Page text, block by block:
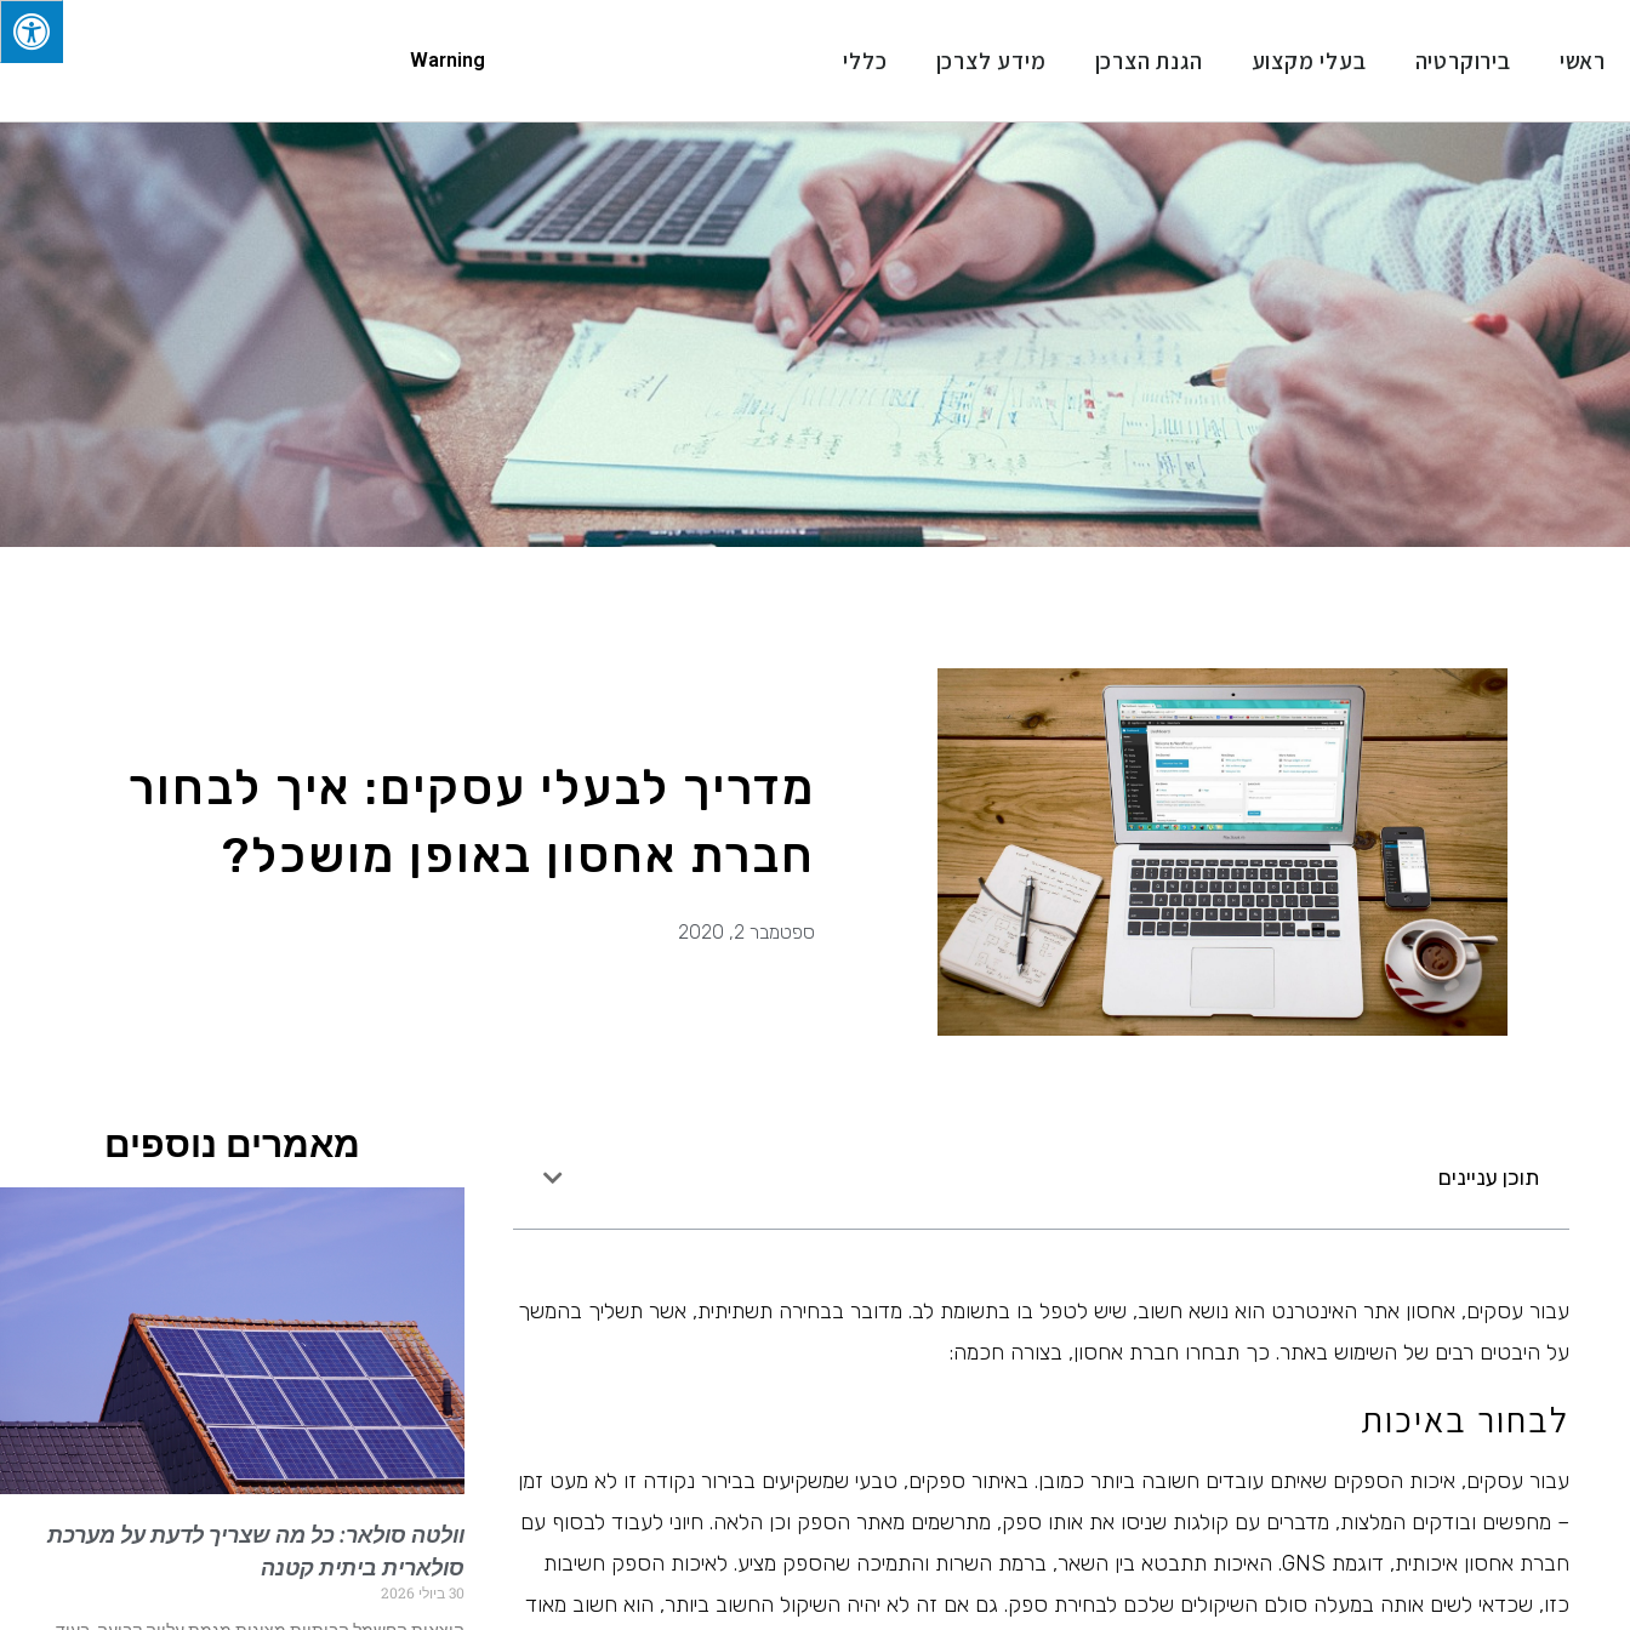
ראשי בירוקרטיה בעלי מקצוע הגנת הצרכן מידע לצרכן כללי Warning
מדריך לבעלי עסקים: איך לבחור
חברת אחסון באופן מושכל?
ספטמבר 2, 2020
תוכן עניינים
עבור עסקים, אחסון אתר האינטרנט הוא נושא חשוב, שיש לטפל בו בתשומת לב. מדובר בבחירה תשתיתית, אשר תשליך בהמשך
על היבטים רבים של השימוש באתר. כך תבחרו חברת אחסון, בצורה חכמה:
לבחור באיכות
עבור עסקים, איכות הספקים שאיתם עובדים חשובה ביותר כמובן. באיתור ספקים, טבעי שמשקיעים בבירור נקודה זו לא מעט זמן
– מחפשים ובודקים המלצות, מדברים עם קולגות שניסו את אותו ספק, מתרשמים מאתר הספק וכן הלאה. חיוני לעבוד לבסוף עם
חברת אחסון איכותית, דוגמת GNS. האיכות תתבטא בין השאר, ברמת השרות והתמיכה שהספק מציע. לאיכות הספק חשיבות
כזו, שכדאי לשים אותה במעלה סולם השיקולים שלכם לבחירת ספק. גם אם זה לא יהיה השיקול החשוב ביותר, הוא חשוב מאוד
מאמרים נוספים
וולטה סולאר: כל מה שצריך לדעת על מערכת
סולארית ביתית קטנה
30 ביולי 2026